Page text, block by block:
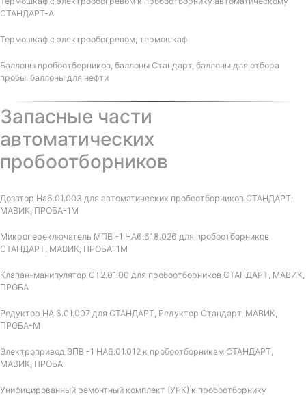
СТАНДАРТ-А
Термошкаф с электрообогревом, термошкаф
Баллоны пробоотборников, баллоны Стандарт, баллоны для отбора
пробы, баллоны для нефти
Запасные части
автоматических
пробоотборников
Дозатор На6.01.003 для автоматических пробоотборников СТАНДАРТ,
МАВИК, ПРОБА-1М
Микропереключатель МПВ -1 НА6.618.026 для пробоотборников
СТАНДАРТ, МАВИК, ПРОБА-1М
Клапан-манипулятор СТ2.01.00 для пробоотборников СТАНДАРТ, МАВИК,
ПРОБА
Редуктор НА 6.01.007 для СТАНДАРТ, Редуктор Стандарт, МАВИК,
ПРОБА-М
Электропривод ЭПВ -1 НА6.01.012 к пробоотборникам СТАНДАРТ,
МАВИК, ПРОБА
Унифицированный ремонтный комплект (УРК) к пробоотборнику